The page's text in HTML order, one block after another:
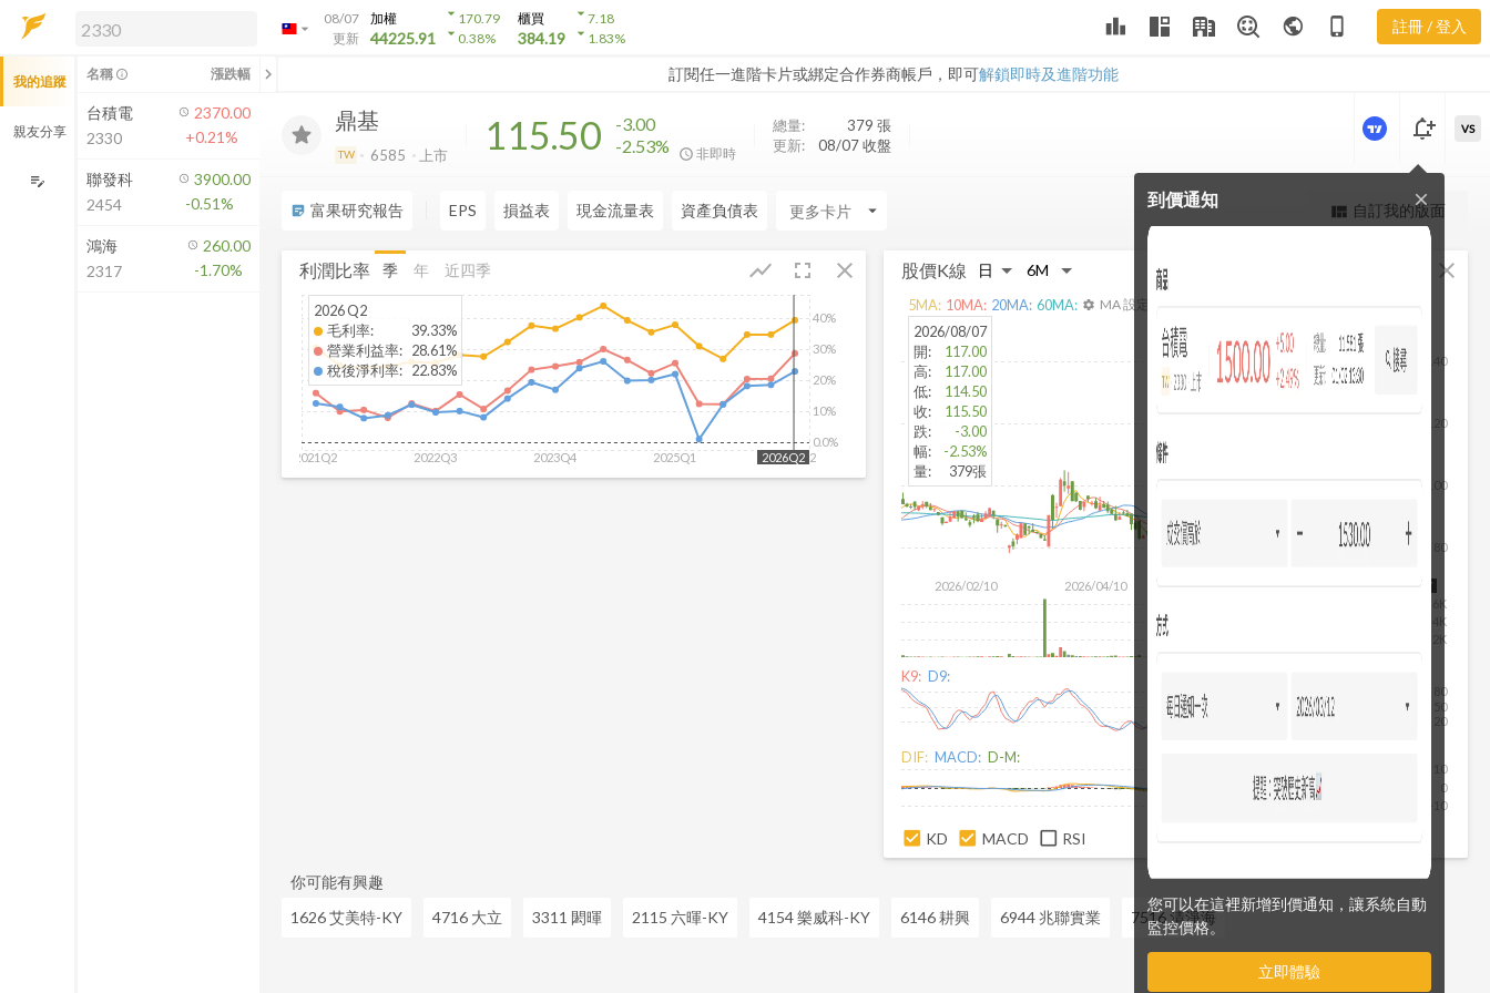
arrow_drop_down
08/07
更新
加權
44225.91
arrow_drop_down170.79
arrow_drop_down0.38%
櫃買
384.19
arrow_drop_down7.18
arrow_drop_down1.83% leaderboard public phone_iphone 註冊 / 登入
訂閱任一進階卡片或綁定合作券商帳戶，即可解鎖即時及進階功能
解鎖即時行情及進階功能
方案」，即可解鎖以下功能：
即時行情
即時市況與排行
成交金額熱力圖
前往方案訂閱
如何綁定合作券商
率
鼎基
TW 6585 上市 115.50
-3.00
-2.53%
非即時
總量: 379 張
更新:
08/07 收盤
更強大的進階價量圖表
notification_add
到價通知
您可以在這裡新增到價通知，讓系統自動
監控價格。
立即體驗
close
VS
sticky_note_2 富果研究報告 EPS 損益表 現金流量表 資產負債表 arrow_drop_down view_quilt 自訂我的版面
利潤比率 fullscreen close
show_chart
季 年 近四季
2021Q2 2022Q3 2023Q4 2025Q1 2026Q2
0.0%
10%
20%
30%
40%
2026Q2
2026 Q2
毛利率:
39.33%
營業利益率: 28.61%
稅後淨利率: 22.83%
股價K線 close
2026/02/10 2026/04/10
80
100
120
140
2026/08/07
2K
4K
6K
2026/08/07
開:
117.00
高:
117.00
低:
114.50
收:
115.50
跌:
-3.00
幅:
-2.53%
量: 379張
5MA: 10MA: 20MA: 60MA: settings MA 設定
K9: D9:
20
50
80
DIF: MACD: D-M:
-10
0
10
KD MACD RSI
你可能有興趣
1626 艾美特-KY
4716 大立 3311 閎暉 2115 六暉-KY 4154 樂威科-KY 6146 耕興 6944 兆聯實業 7516 清淨海
我的追蹤
親友分享
edit_note
名稱 info_outline 漲跌幅 chevron_left
台積電
2330
2370.00
+0.21%
聯發科
2454
3900.00
-0.51%
鴻海
2317
260.00
-1.70%